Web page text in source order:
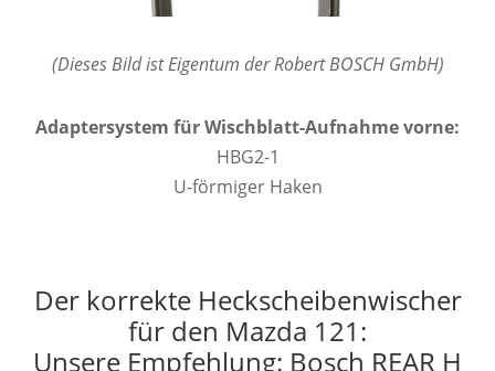
(Dieses Bild ist Eigentum der Robert BOSCH GmbH)
Adaptersystem für Wischblatt-Aufnahme vorne:
HBG2-1
U-förmiger Haken
Der korrekte Heckscheibenwischer
für den Mazda 121:
Unsere Empfehlung: Bosch REAR H